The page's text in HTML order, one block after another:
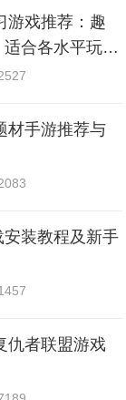
些有意思的拳击游
一定会喜欢的。
游戏推荐：趣
合各水平玩家
材手游推荐与
装教程及新手
仇者联盟游戏